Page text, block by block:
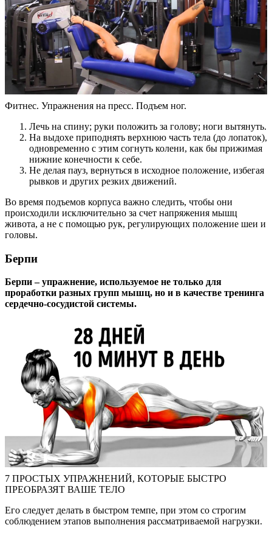
Фитнес. Упражнения на пресс. Подъем ног.
Лечь на спину; руки положить за голову; ноги вытянуть.
На выдохе приподнять верхнюю часть тела (до лопаток),
одновременно с этим согнуть колени, как бы прижимая
нижние конечности к себе.
Не делая пауз, вернуться в исходное положение, избегая
рывков и других резких движений.
Во время подъемов корпуса важно следить, чтобы они
происходили исключительно за счет напряжения мышц
живота, а не с помощью рук, регулирующих положение шеи и
головы.
Берпи
Берпи – упражнение, используемое не только для
проработки разных групп мышц, но и в качестве тренинга
сердечно-сосудистой системы.
7 ПРОСТЫХ УПРАЖНЕНИЙ, КОТОРЫЕ БЫСТРО
ПРЕОБРАЗЯТ ВАШЕ ТЕЛО
Его следует делать в быстром темпе, при этом со строгим
соблюдением этапов выполнения рассматриваемой нагрузки.